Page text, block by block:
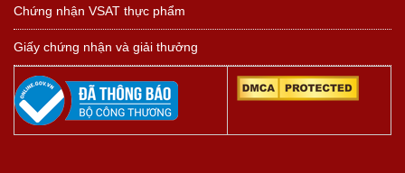
Chứng nhận VSAT thực phẩm
Giấy chứng nhận và giải thưởng